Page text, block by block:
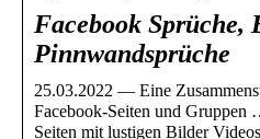
Facebook Sprüche,
Pinnwandsprüche
25.03.2022 — Eine
Facebook-Seiten und Gruppen
Seiten mit lustigen Bilder